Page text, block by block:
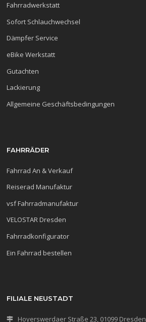
Fahrradwerkstatt
Sofort Schlauchwechsel
Dämpfer Service
eBike Werkstatt
Gutachten
Lackierung
Allgemeine Geschäftsbedingungen
FAHRRÄDER
Fahrrad An & Verkauf
Reiserad Manufaktur
vsf Fahrradmanufaktur
VELOSTAR Dresden
Fahrradkonfigurator
Ein Fahrrad bestellen
FILIALE NEUSTADT
Hoyerswerdaer Straße 23, 01099 Dresden